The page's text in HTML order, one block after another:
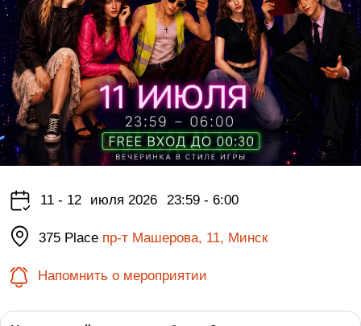
11 - 12 июля 2026 23:59 - 6:00
375 Place пр-т Машерова, 11, Минск
Напомнить о мероприятии